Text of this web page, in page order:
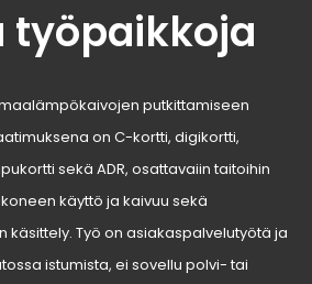
työpaikkoja
putkittamiseen
on C-kortti, digikortti,
sekä ADR, osattavaiin taitoihin
käyttö ja kaivuu sekä
Työ on asiakaspalvelutyötä ja
istumista, ei sovellu polvi- tai